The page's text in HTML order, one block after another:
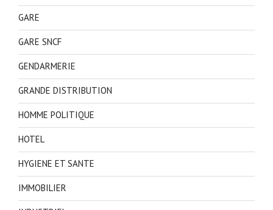
GARE
GARE SNCF
GENDARMERIE
GRANDE DISTRIBUTION
HOMME POLITIQUE
HOTEL
HYGIENE ET SANTE
IMMOBILIER